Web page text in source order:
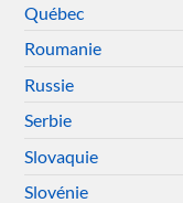
Québec
Roumanie
Russie
Serbie
Slovaquie
Slovénie